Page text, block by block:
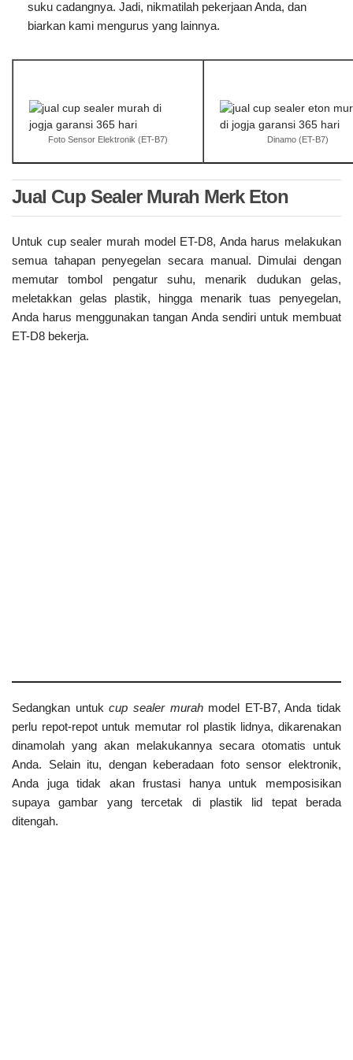
suku cadangnya. Jadi, nikmatilah pekerjaan Anda, dan
biarkan kami mengurus yang lainnya.
Foto Sensor Elektronik (ET-B7) Dinamo (ET-B7)
Jual Cup Sealer Murah Merk Eton
Untuk cup sealer murah model ET-D8, Anda harus melakukan
semua tahapan penyegelan secara manual. Dimulai dengan
memutar tombol pengatur suhu, menarik dudukan gelas,
meletakkan gelas plastik, hingga menarik tuas penyegelan,
Anda harus menggunakan tangan Anda sendiri untuk membuat
ET-D8 bekerja.
Sedangkan untuk cup sealer murahmodel ET-B7, Anda tidak
perlu repot-repot untuk memutar rol plastik lidnya, dikarenakan
dinamolah yang akan melakukannya secara otomatis untuk
Anda. Selain itu, dengan keberadaan foto sensor elektronik,
Anda juga tidak akan frustasi hanya untuk memposisikan
supaya gambar yang tercetak di plastik lid tepat berada
ditengah.